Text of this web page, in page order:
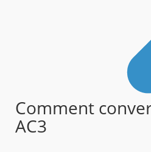
Comment
AC3